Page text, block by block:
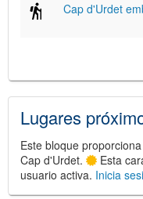
Cap d'Urdet
Lugares
Este bloque
Cap d'Urdet.
Esta
usuario activa. Inicia